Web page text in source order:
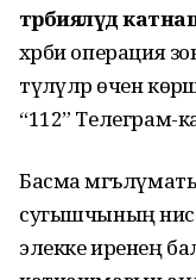
тәрбияләүдә
хәрби операция
түләүләр өчен
“112” Телеграм-
Басма
сугышчының
элекке иренең